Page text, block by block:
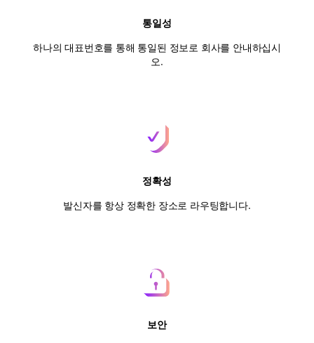
통일성
하나의 대표번호를 통해 통일된 정보로 회사를 안내하십시
오.
정확성
발신자를 항상 정확한 장소로 라우팅합니다.
보안